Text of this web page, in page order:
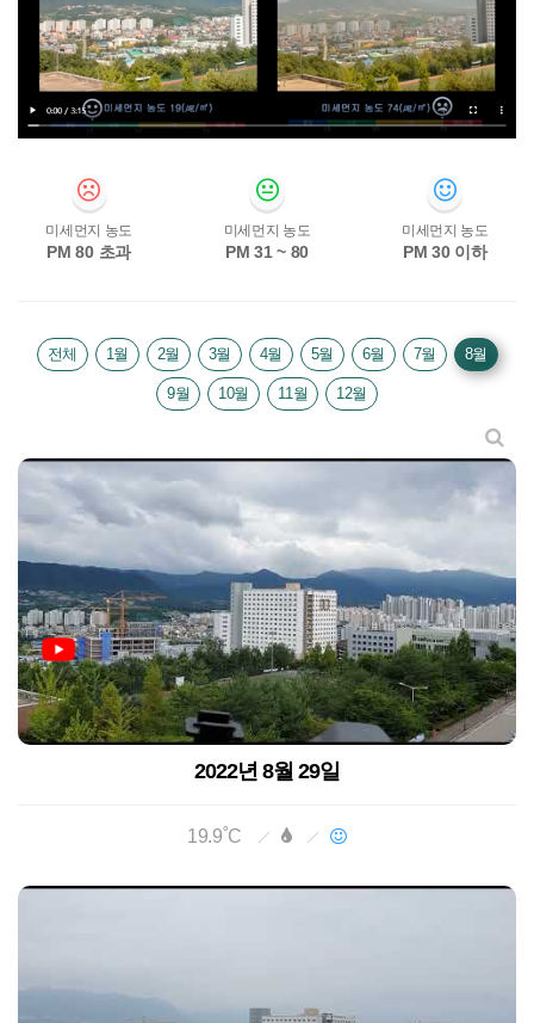
미세먼지 농도
PM 80 초과
미세먼지 농도
PM 31 ~ 80
미세먼지 농도
PM 30 이하
전체 1월 2월 3월 4월 5월 6월 7월 8월
9월 10월 11월 12월
2022년 8월 29일
19.9˚C